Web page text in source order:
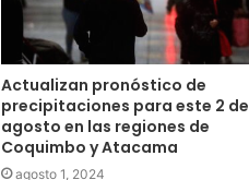
Actualizan pronóstico de
precipitaciones para este 2 de
agosto en las regiones de
Coquimbo y Atacama
agosto 1, 2024